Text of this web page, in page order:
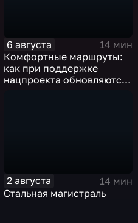
6 августа
14 мин
Комфортные маршруты:
как при поддержке
нацпроекта обновляются
2 августа
14 мин
Стальная магистраль